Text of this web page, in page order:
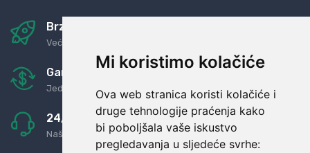
Mi koristimo kolačiće
Ova web stranica koristi kolačiće i
druge tehnologije praćenja kako
bi poboljšala vaše iskustvo
pregledavanja u sljedeće svrhe:
Brza i sigurna dostava
Već za nekoliko dana kod vas
Garancija u povrat novaca
Jednostavno pravilo: Roba za novac
24/7 odlična podrška
Naši agenti uvijek na raspolaganju